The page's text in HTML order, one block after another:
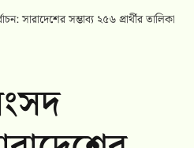
সারাদেশের সম্ভাব্য ২৫৬ প্রার্থীর তালিকা